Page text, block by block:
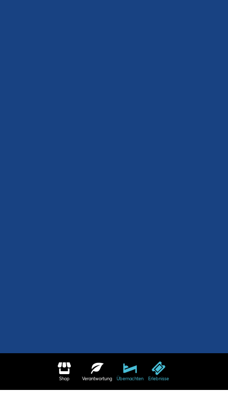
Shop Verantwortung Übernachten Erlebnisse